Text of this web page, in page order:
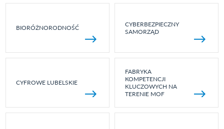
BIORÓŻNORODNOŚĆ
CYBERBEZPIECZNY
SAMORZĄD
CYFROWE LUBELSKIE
FABRYKA
KOMPETENCJI
KLUCZOWYCH NA
TERENIE MOF